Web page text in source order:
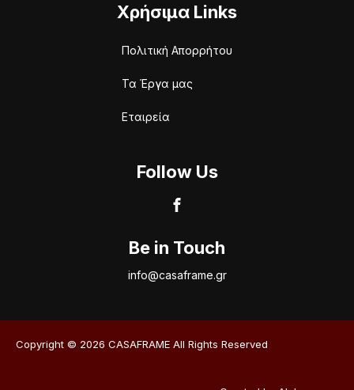
Χρήσιμα Links
Πολιτική Απορρήτου
Τα Έργα μας
Εταιρεία
Follow Us
Be in Touch
info@casaframe.gr
Copyright © 2026 CASAFRAME All Rights Reserved